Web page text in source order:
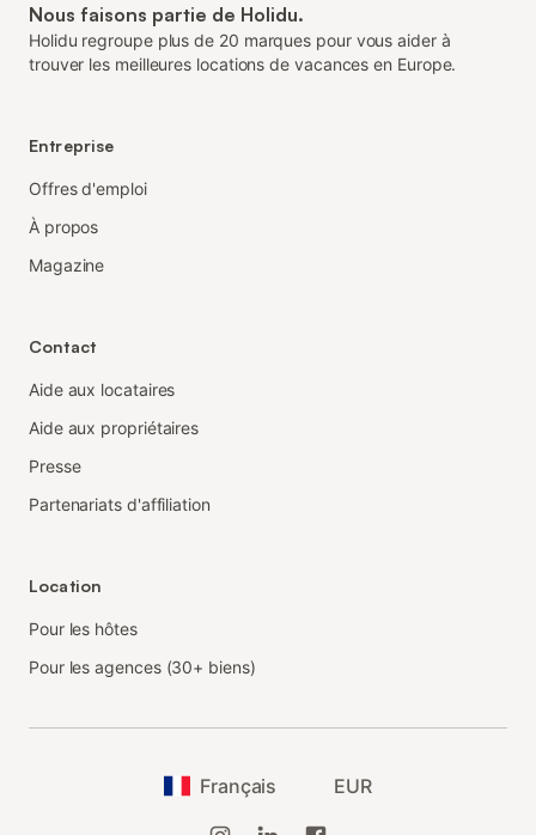
Nous faisons partie de Holidu.
Holidu regroupe plus de 20 marques pour vous aider à
trouver les meilleures locations de vacances en Europe.
Entreprise
Offres d'emploi
À propos
Magazine
Contact
Aide aux locataires
Aide aux propriétaires
Presse
Partenariats d'affiliation
Location
Pour les hôtes
Pour les agences (30+ biens)
Français EUR